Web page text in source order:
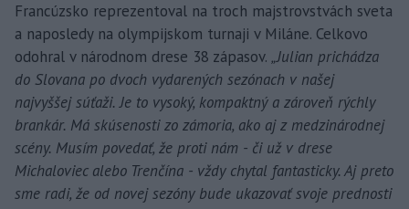
Francúzsko reprezentoval na troch majstrovstvách sveta
a naposledy na olympijskom turnaji v Miláne. Celkovo
odohral v národnom drese 38 zápasov. „Julian prichádza
do Slovana po dvoch vydarených sezónach v našej
najvyššej súťaži. Je to vysoký, kompaktný a zároveň rýchly
brankár. Má skúsenosti zo zámoria, ako aj z medzinárodnej
scény. Musím povedať, že proti nám - či už v drese
Michaloviec alebo Trenčína - vždy chytal fantasticky. Aj preto
sme radi, že od novej sezóny bude ukazovať svoje prednosti